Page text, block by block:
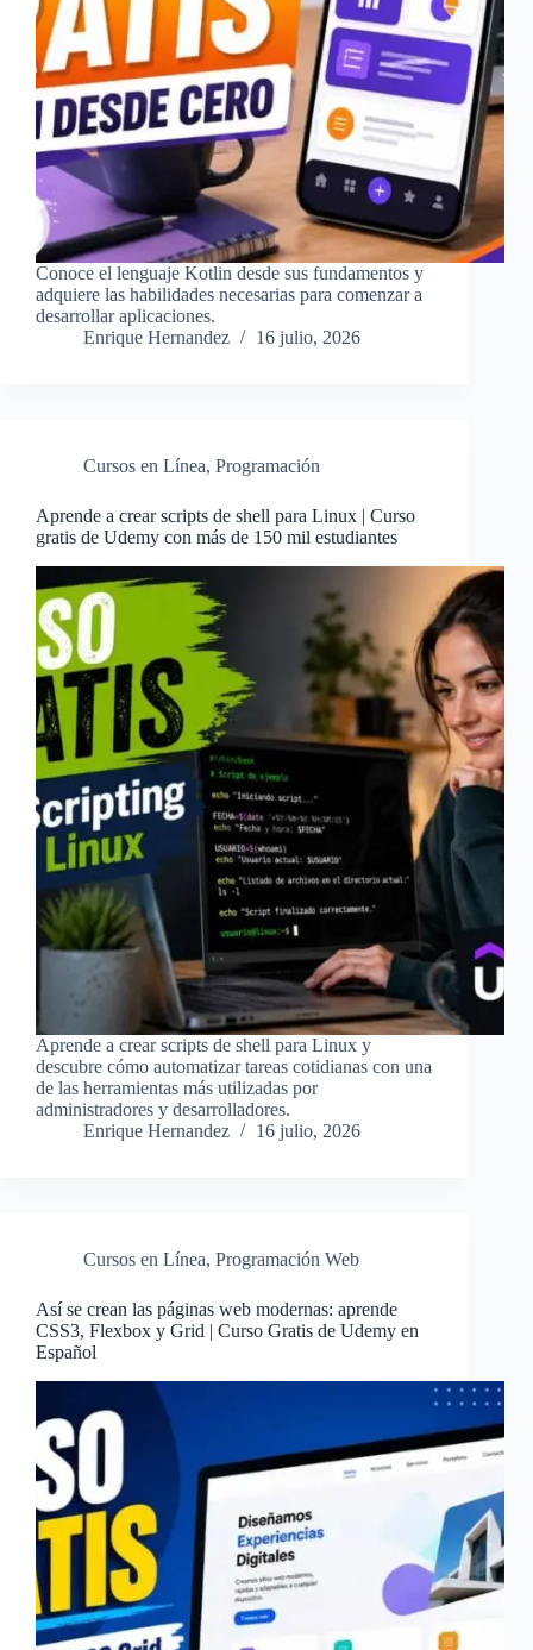
Conoce el lenguaje Kotlin desde sus fundamentos y
adquiere las habilidades necesarias para comenzar a
desarrollar aplicaciones.
Enrique Hernandez
16 julio, 2026
Cursos en Línea, Programación
Aprende a crear scripts de shell para Linux | Curso
gratis de Udemy con más de 150 mil estudiantes
Aprende a crear scripts de shell para Linux y
descubre cómo automatizar tareas cotidianas con una
de las herramientas más utilizadas por
administradores y desarrolladores.
Enrique Hernandez
16 julio, 2026
Cursos en Línea, Programación Web
Así se crean las páginas web modernas: aprende
CSS3, Flexbox y Grid | Curso Gratis de Udemy en
Español